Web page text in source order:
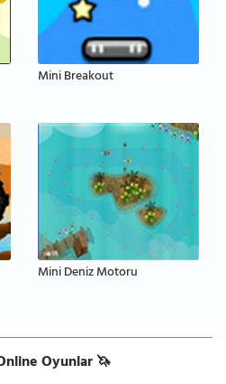
Mini Breakout
Mini Deniz Motoru
Oyunlar 🦄